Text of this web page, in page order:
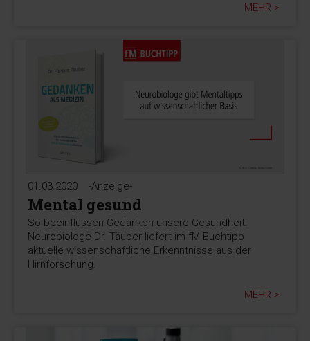
MEHR >
01.03.2020 -Anzeige-
Mental gesund
So beeinflussen Gedanken unsere Gesundheit.
Neurobiologe Dr. Täuber liefert im fM Buchtipp
aktuelle wissenschaftliche Erkenntnisse aus der
Hirnforschung.
MEHR >